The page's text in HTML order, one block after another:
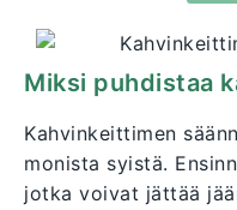
Miksi puhdistaa
Kahvinkeittimen
monista syistä.
jotka voivat jättää